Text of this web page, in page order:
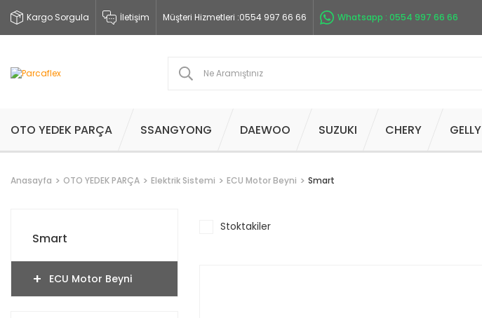
Kargo Sorgula İletişim Müşteri Hizmetleri :0554 997 66 66 Whatsapp : 0554 997 66 66
OTO YEDEK PARÇA SSANGYONG DAEWOO SUZUKI CHERY GELLY
Anasayfa OTO YEDEK PARÇA Elektrik Sistemi ECU Motor Beyni Smart
Smart
ECU Motor Beyni
Stoktakiler